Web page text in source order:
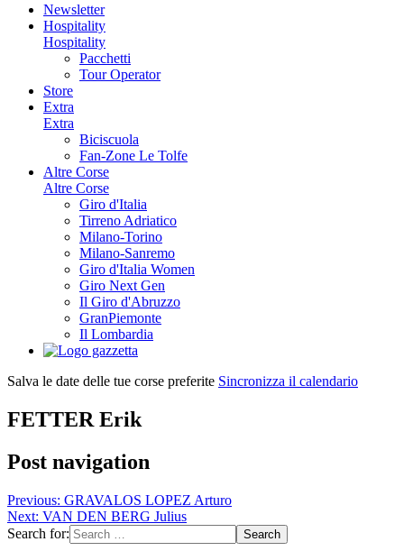
Newsletter
Hospitality
Hospitality
Pacchetti
Tour Operator
Store
Extra
Extra
Biciscuola
Fan-Zone Le Tolfe
Altre Corse
Altre Corse
Giro d'Italia
Tirreno Adriatico
Milano-Torino
Milano-Sanremo
Giro d'Italia Women
Giro Next Gen
Il Giro d'Abruzzo
GranPiemonte
Il Lombardia
Salva le date delle tue corse preferite Sincronizza il calendario
FETTER Erik
Post navigation
Previous: GRAVALOS LOPEZ Arturo
Next: VAN DEN BERG Julius
Search for: